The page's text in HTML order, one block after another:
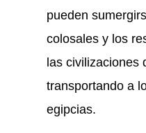
pueden
colosales y los
las civilizaciones
transportando a
egipcias.